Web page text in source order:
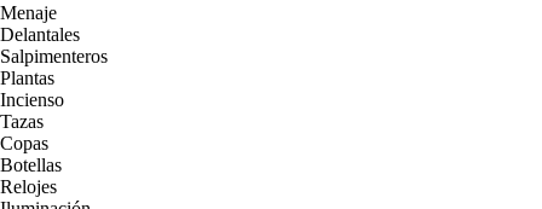
Menaje
Delantales
Salpimenteros
Plantas
Incienso
Tazas
Copas
Botellas
Relojes